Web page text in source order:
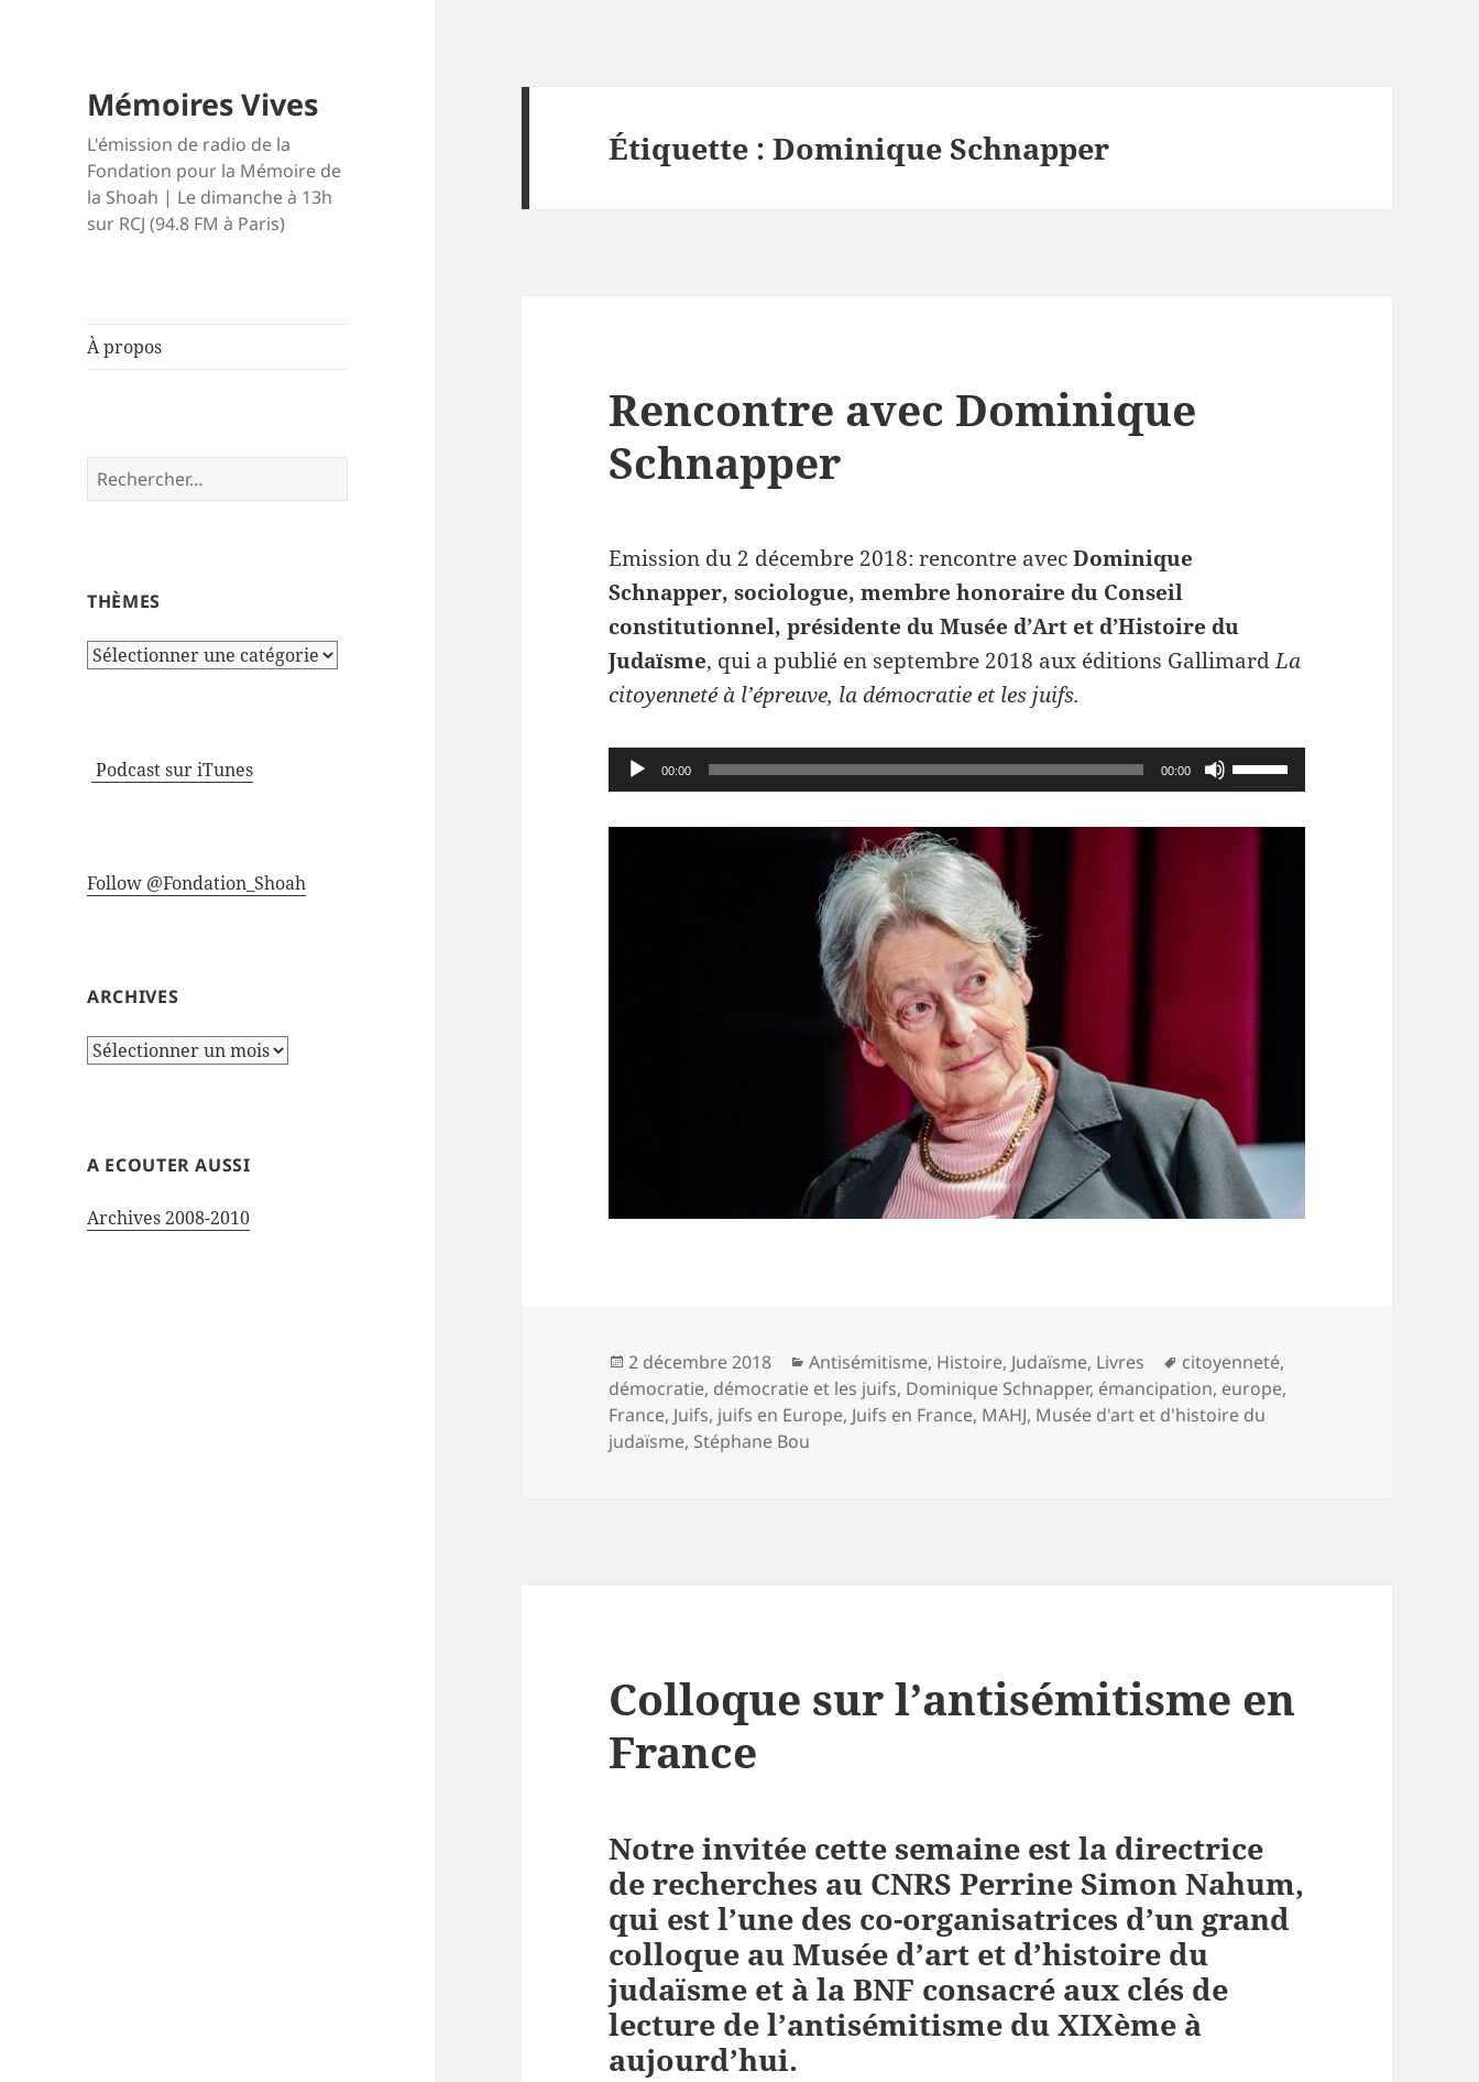
Mémoires Vives
L'émission de radio de la
Fondation pour la Mémoire de
la Shoah | Le dimanche à 13h
sur RCJ (94.8 FM à Paris)
À propos
Rechercher :
THÈMES
Thèmes
Podcast sur iTunes
Follow @Fondation_Shoah
ARCHIVES
Archives
A ECOUTER AUSSI
Archives 2008-2010
Étiquette :Dominique Schnapper
Rencontre avec Dominique
Schnapper
Emission du 2 décembre 2018: rencontre avecDominique
Schnapper, sociologue, membre honoraire du Conseil
constitutionnel, présidente du Musée d’Art et d’Histoire du
Judaïsme, qui a publié en septembre 2018 aux éditions GallimardLa
citoyenneté à l’épreuve, la démocratie et les juifs.
Lecteur
audio
00:00 00:00
Utilisez
les
flèches
Publié
le
2 décembre 2018 Catégories
Antisémitisme, Histoire, Judaïsme, Livres
Mots-
clés
citoyenneté,
démocratie, démocratie et les juifs, Dominique Schnapper, émancipation, europe,
France, Juifs, juifs en Europe, Juifs en France, MAHJ, Musée d'art et d'histoire du
judaïsme, Stéphane Bou
Colloque sur l’antisémitisme en
France
Notre invitée cette semaine est la directrice
de recherches au CNRS Perrine Simon Nahum,
qui est l’une des co-organisatrices d’un grand
colloque au Musée d’art et d’histoire du
judaïsme et à la BNF consacré aux clés de
lecture de l’antisémitisme du XIXème à
aujourd’hui.